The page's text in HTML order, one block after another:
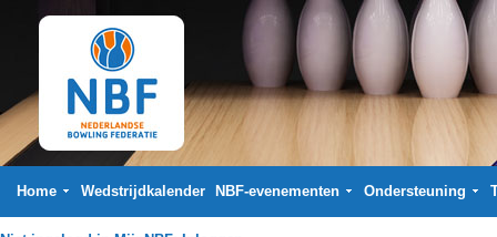
Home Wedstrijdkalender NBF-evenementen Ondersteuning